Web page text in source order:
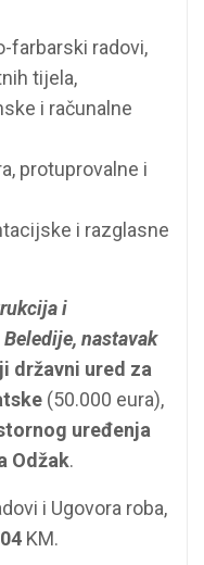
farbarski radovi,
tijela,
i računalne
protuprovalne i
i razglasne
i
nastavak
državni ured za
(50.000 eura),
uređenja
Odžak.
i Ugovora roba,
KM.